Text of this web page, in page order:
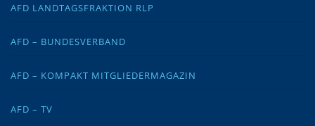
AFD LANDTAGSFRAKTION RLP
AFD – BUNDESVERBAND
AFD – KOMPAKT MITGLIEDERMAGAZIN
AFD – TV